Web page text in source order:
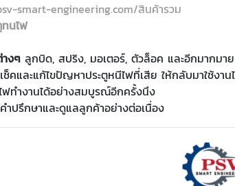
smart-engineering.com/สินค้ารวม
นไฟ
งๆ ลูกบิด, สปริง, มอเตอร์, ตัวล็อค และอีกมากมาย
ช็คและแก้ไขปัญหาประตูหนีไฟที่เสีย ให้กลับมาใช้งา
ฟทำงานได้อย่างสมบูรณ์อีกครั้งนึง
ำปรึกษาและดูแลลูกค้าอย่างต่อเนื่อง